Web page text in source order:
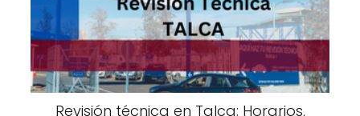
Revisión técnica en Talca: Horarios,